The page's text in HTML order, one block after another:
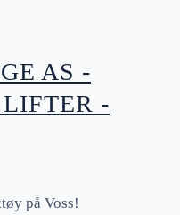
AS -
-
på Voss!